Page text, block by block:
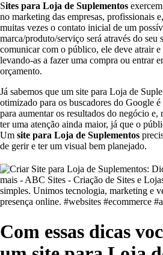
Sites para Loja de Suplementos
no marketing das empresas, profissionais
muitas vezes o contato inicial de um
marca/produto/serviço será através do seu
comunicar com o público, ele deve atrair e
levando-as a fazer uma compra ou entrar
orçamento.
Já sabemos que um site para Loja de
otimizado para os buscadores do Google
para aumentar os resultados do negócio e,
ter uma atenção ainda maior, já que o
Um site para Loja de Suplementos
de gerir e ter um visual bem planejado.
Com essas dicas